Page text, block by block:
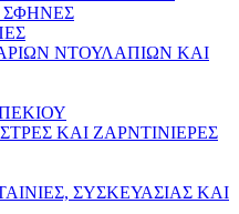
ΣΦΗΝΕΣ
ΝΤΟΥΛΑΠΙΩΝ ΚΑΙ
ΚΑΙ ΖΑΡΝΤΙΝΙΕΡΕΣ
ΣΥΣΚΕΥΑΣΙΑΣ ΚΑΙ